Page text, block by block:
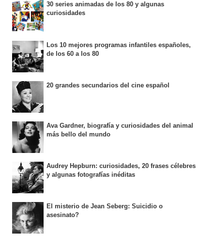
30 series animadas de los 80 y algunas
curiosidades
Los 10 mejores programas infantiles españoles,
de los 60 a los 80
20 grandes secundarios del cine español
Ava Gardner, biografía y curiosidades del animal
más bello del mundo
Audrey Hepburn: curiosidades, 20 frases célebres
y algunas fotografías inéditas
El misterio de Jean Seberg: Suicidio o
asesinato?